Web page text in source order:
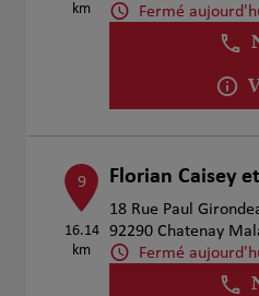
km
Fermé
9
16.14
km
Florian Caisey
18 Rue Paul
92290 Chatenay
Fermé